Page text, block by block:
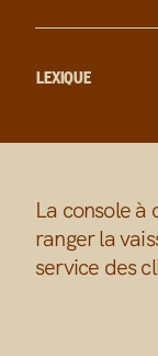
LEXIQUE
La console à
ranger la
service des